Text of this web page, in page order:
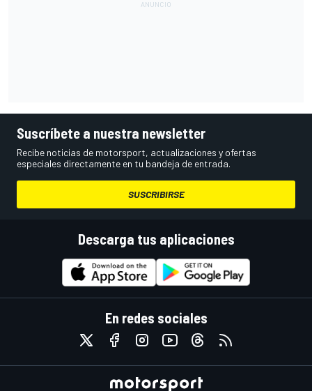
Suscríbete a nuestra newsletter
Recibe noticias de motorsport, actualizaciones y ofertas
especiales directamente en tu bandeja de entrada.
SUSCRIBIRSE
Descarga tus aplicaciones
En redes sociales